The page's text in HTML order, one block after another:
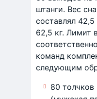
штанги. Вес
составлял
62,5 кг. Лимит
команд
следующим
80 толчков